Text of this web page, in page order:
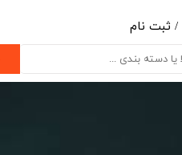
/ ثبت نام
گذر واژه